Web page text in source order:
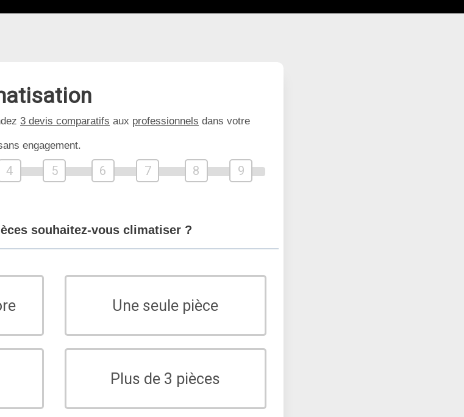
3 devis comparatifs aux professionnels dans votre
engagement.
4 5 6 7 8 9
souhaitez-vous climatiser ?
Une seule pièce
Plus de 3 pièces